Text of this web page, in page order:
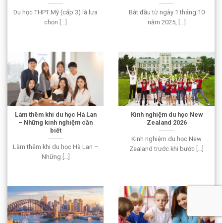
Du học THPT Mỹ (cấp 3) là lựa
chọn [...]
Bắt đầu từ ngày 1 tháng 10
năm 2025, [...]
Làm thêm khi du học Hà Lan
– Những kinh nghiệm cần
biết
Làm thêm khi du học Hà Lan –
Những [...]
Kinh nghiệm du học New
Zealand 2026
Kinh nghiệm du học New
Zealand trước khi bước [...]